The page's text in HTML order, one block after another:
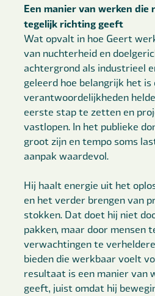
Een manier van werken die
tegelijk richting geeft
Wat opvalt in hoe Geert
van nuchterheid en
achtergrond als industrieel
geleerd hoe belangrijk het is
verantwoordelijkheden
eerste stap te zetten en
vastlopen. In het publieke
groot zijn en tempo soms
aanpak waardevol.
Hij haalt energie uit het
en het verder brengen van
stokken. Dat doet hij niet
pakken, maar door mensen
verwachtingen te
bieden die werkbaar voelt
resultaat is een manier van
geeft, juist omdat hij